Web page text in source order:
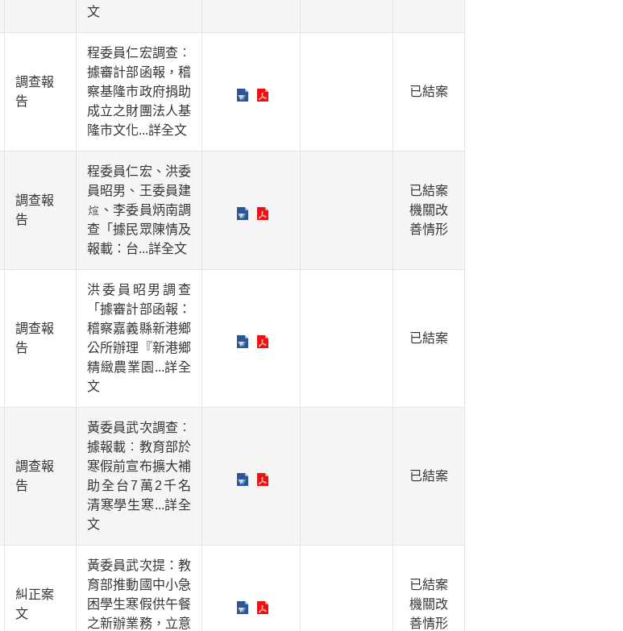
文
調查報
告
程委員仁宏調查︰
據審計部函報，稽
察基隆市政府捐助
成立之財團法人基
隆市文化...詳全文
已結案
調查報
告
程委員仁宏、洪委
員昭男、王委員建
、李委員炳南調
查「據民眾陳情及
報載：台...詳全文
已結案
機關改
善情形
調查報
告
洪委員昭男調查
「據審計部函報：
稽察嘉義縣新港鄉
公所辦理『新港鄉
精緻農業園 ...詳全
文
已結案
調查報
告
黃委員武次調查︰
據報載︰教育部於
寒假前宣布擴大補
助全台7萬2千名
清寒學生寒...詳全
文
已結案
糾正案
文
黃委員武次提：教
育部推動國中小急
困學生寒假供午餐
之新辦業務，立意
已結案
機關改
善情形